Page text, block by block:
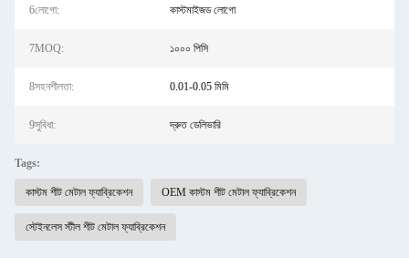
6লোগো: কাস্টমাইজড লোগো
7MOQ: ১০০০ পিসি
8সহনশীলতা: 0.01-0.05 মিমি
9সুবিধা: দ্রুত ডেলিভারি
Tags:
কাস্টম শীট মেটাল ফ্যাব্রিকেশন OEM কাস্টম শীট মেটাল ফ্যাব্রিকেশন
স্টেইনলেস স্টীল শীট মেটাল ফ্যাব্রিকেশন